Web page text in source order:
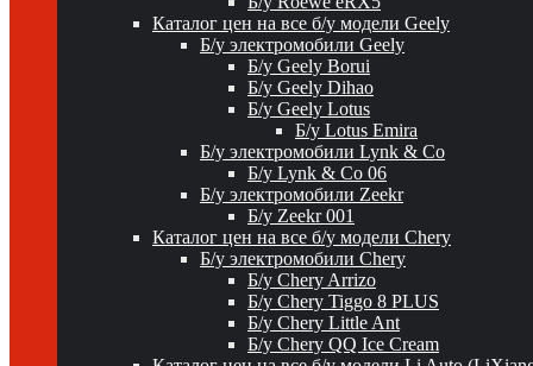
Каталог цен на все б/у модели Geely
Б/у электромобили Geely
Б/у Geely Borui
Б/у Geely Dihao
Б/у Geely Lotus
Б/у Lotus Emira
Б/у электромобили Lynk & Co
Б/у Lynk & Co 06
Б/у электромобили Zeekr
Б/у Zeekr 001
Каталог цен на все б/у модели Chery
Б/у электромобили Chery
Б/у Chery Arrizo
Б/у Chery Tiggo 8 PLUS
Б/у Chery Little Ant
Б/у Chery QQ Ice Cream